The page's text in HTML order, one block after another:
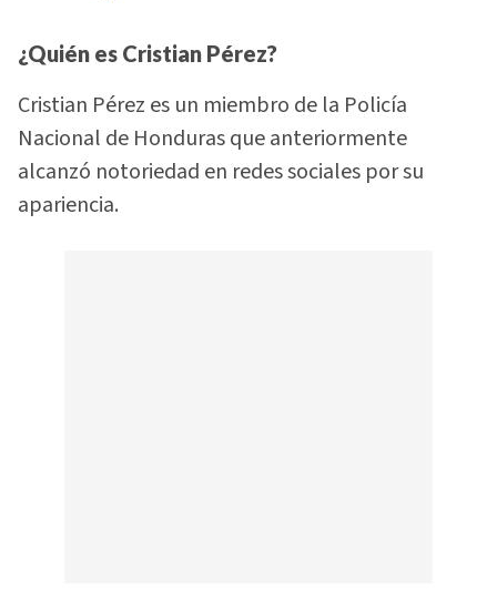
¿Quién es Cristian Pérez?
Cristian Pérez es un miembro de la Policía
Nacional de Honduras que anteriormente
alcanzó notoriedad en redes sociales por su
apariencia.